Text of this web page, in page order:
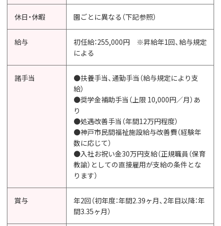
休日・休暇 園ごとに異なる（下記参照）
給与
初任給：255,000円 ※昇給年1回、給与規定
による
諸手当
●扶養手当、通勤手当（給与規定により支
給）
●奨学金補助手当（上限 10,000円／月）あ
り
●処遇改善手当（年間12万円程度）
●神戸市民間福祉施設給与改善費（経験年
数に応じて）
●入社お祝い金30万円支給（正規職員（保育
教諭）としての直接雇用が支給の条件とな
ります）
賞与
年2回（初年度：年間2.39ヶ月、2年目以降：年
間3.35ヶ月）